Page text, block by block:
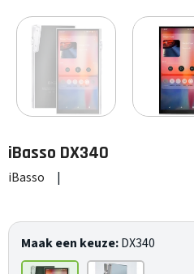
iBasso DX340
iBasso |
Maak een keuze:DX340